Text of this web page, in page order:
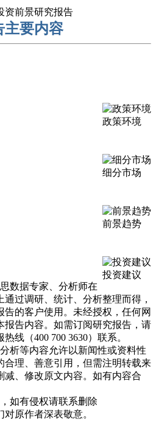
资前景研究报告
主要内容
政策环境
细分市场
前景趋势
投资建议
数据专家、分析师在
过调研、统计、分析整理而得，
的客户使用。未经授权，任何网
报告内容。如需订阅研究报告，请
线（400 700 3630）联系。
析等内容允许以新闻性或资料性
合理、善意引用，但需注明转载来
减、修改原文内容。如有内容合
如有侵权请联系删除
对原作者深表敬意。